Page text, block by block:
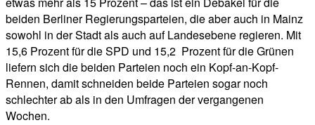
beiden Berliner Regierungsparteien, die aber auch in Mainz
sowohl in der Stadt als auch auf Landesebene regieren. Mit
15,6 Prozent für die SPD und 15,2 Prozent für die Grünen
liefern sich die beiden Parteien noch ein Kopf-an-Kopf-
Rennen, damit schneiden beide Parteien sogar noch
schlechter ab als in den Umfragen der vergangenen
Wochen.